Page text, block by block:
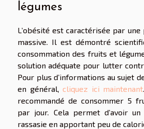
légumes
L’obésité est caractérisée par
massive. Il est démontré
consommation des fruits et
solution adéquate pour lutter
Pour plus d’informations au sujet
en général, cliquez ici maintenant
recommandé de consommer 5
par jour. Cela permet d’avoir
rassasie en apportant peu de